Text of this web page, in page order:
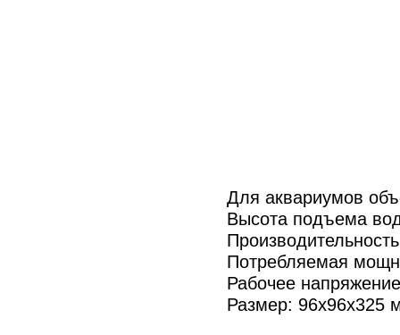
Для аквариумов
Высота подъема
Потребляемая
Рабочее
Размер: 96x96x325